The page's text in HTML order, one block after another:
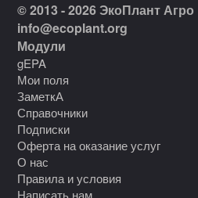
© 2013 - 2026 ЭкоПлант Агро
info@ecoplant.org
Модули
gEPA
Мои поля
ЗаметкА
Справочники
Подписки
Оферта на оказание услуг
О нас
Правила и условия
Написать нам